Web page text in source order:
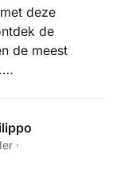
deze
de
de meest
de Costa
Liscia
en
·